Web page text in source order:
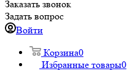
Заказать звонок
Задать вопрос
Войти
Корзина0
Избранные товары0